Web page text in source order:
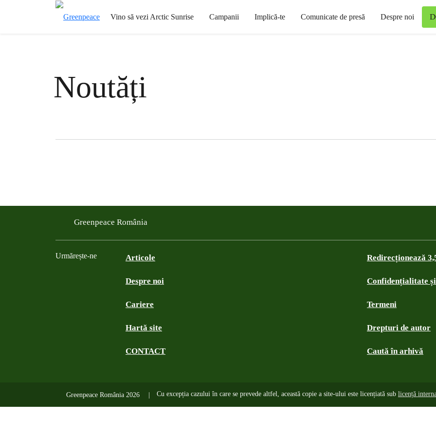
Vino să vezi Arctic Sunrise Campanii Implică-te Comunicate de presă Despre noi
Noutăți
Filtered results
Greenpeace România
Urmărește-ne Articole
Despre noi
Cariere
Hartă site
CONTACT
Redirecționează
Confidențialitate
Termeni
Drepturi de autor
Caută în arhivă
Greenpeace România 2026 Cu excepția cazului în care se prevede altfel, această copie a site-ului este licențiată sub licență